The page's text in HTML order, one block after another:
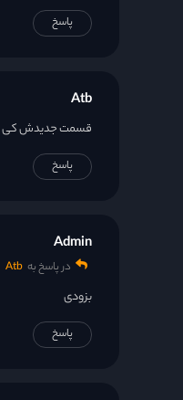
پاسخ
Atb
قسمت جدیدش کی
پاسخ
Admin
در پاسخ به Atb
بزودی
پاسخ